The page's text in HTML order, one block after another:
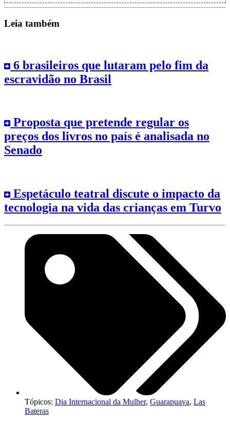
Leia também
6 brasileiros que lutaram pelo fim da
escravidão no Brasil
Proposta que pretende regular os
preços dos livros no país é analisada no
Senado
Espetáculo teatral discute o impacto da
tecnologia na vida das crianças em Turvo
Tópicos: Dia Internacional da Mulher, Guarapuava, Las
Bateras